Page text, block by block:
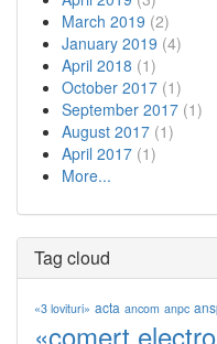
March 2019 (2)
January 2019 (4)
April 2018 (1)
October 2017 (1)
September 2017 (1)
August 2017 (1)
April 2017 (1)
More...
Tag cloud
«3 lovituri» acta ancom anpc
«comert